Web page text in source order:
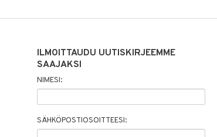
ILMOITTAUDU UUTISKIRJEEMME
SAAJAKSI
NIMESI:
SÄHKÖPOSTIOSOITTEESI: